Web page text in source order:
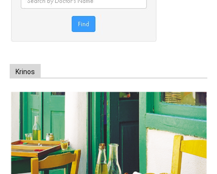
Krinos